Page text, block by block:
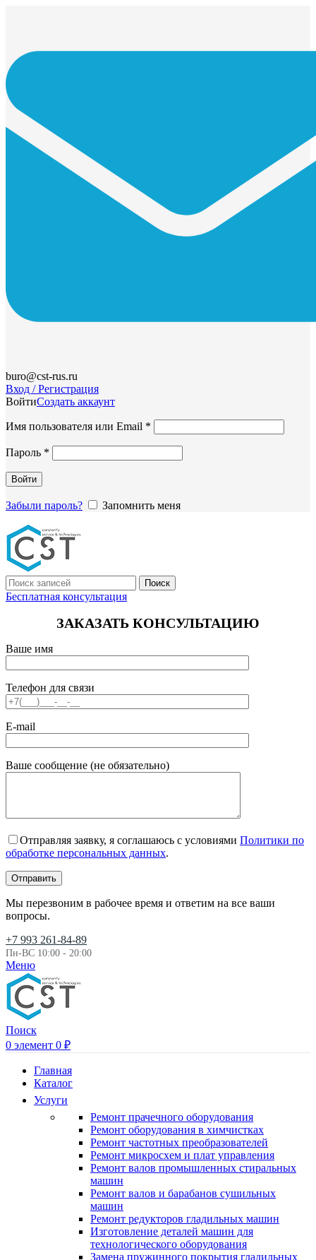
buro@cst-rus.ru
Вход / Регистрация
ВойтиСоздать аккаунт
Имя пользователя или Email *
Пароль *
Войти
Забыли пароль? Запомнить меня
Поиск
Бесплатная консультация
ЗАКАЗАТЬ КОНСУЛЬТАЦИЮ
Ваше имя
Телефон для связи
E-mail
Ваше сообщение (не обязательно)
Отправляя заявку, я соглашаюсь с условиями Политики по
обработке персональных данных.
Мы перезвоним в рабочее время и ответим на все ваши
вопросы.
+7 993 261-84-89
Пн-ВС 10:00 - 20:00
Меню
Поиск
0 элемент 0 ₽
Главная
Каталог
Услуги
Ремонт прачечного оборудования
Ремонт оборудования в химчистках
Ремонт частотных преобразователей
Ремонт микросхем и плат управления
Ремонт валов промышленных стиральных
машин
Ремонт валов и барабанов сушильных
машин
Ремонт редукторов гладильных машин
Изготовление деталей машин для
технологического оборудования
Замена пружинного покрытия гладильных